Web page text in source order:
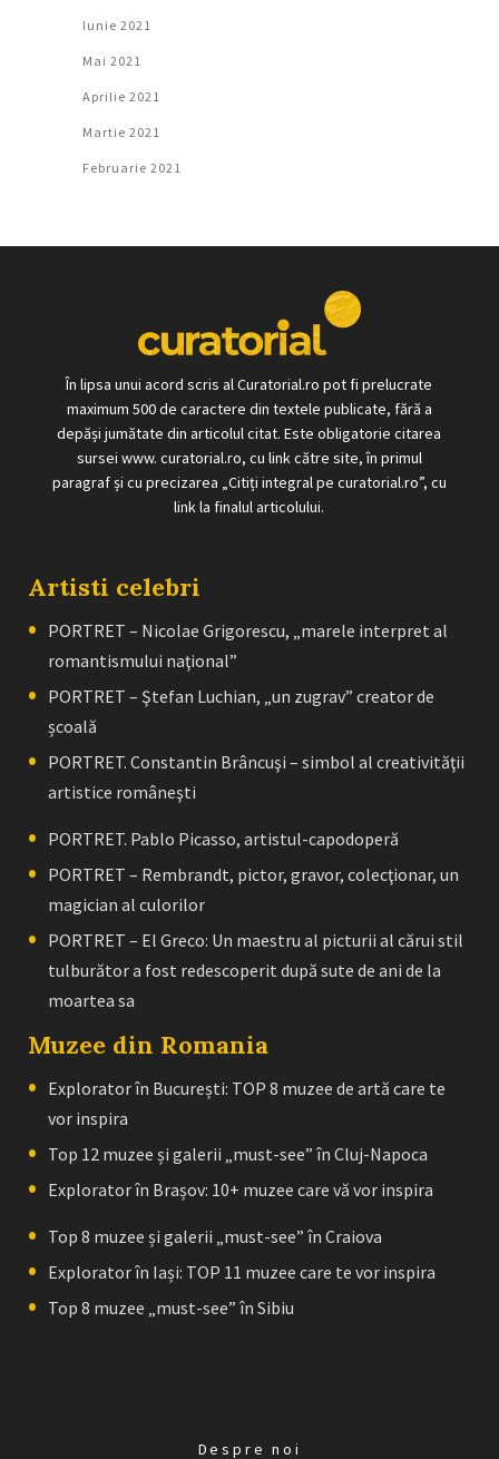
Iunie 2021
Mai 2021
Aprilie 2021
Martie 2021
Februarie 2021
În lipsa unui acord scris al Curatorial.ro pot fi prelucrate
maximum 500 de caractere din textele publicate, fără a
depăși jumătate din articolul citat. Este obligatorie citarea
sursei www. curatorial.ro, cu link către site, în primul
paragraf și cu precizarea „Citiți integral pe curatorial.ro”, cu
link la finalul articolului.
Artisti celebri
PORTRET – Nicolae Grigorescu, „marele interpret al
romantismului naţional”
PORTRET – Ştefan Luchian, „un zugrav” creator de
școală
PORTRET. Constantin Brâncuşi – simbol al creativităţii
artistice româneşti
PORTRET. Pablo Picasso, artistul-capodoperă
PORTRET – Rembrandt, pictor, gravor, colecţionar, un
magician al culorilor
PORTRET – El Greco: Un maestru al picturii al cărui stil
tulburător a fost redescoperit după sute de ani de la
moartea sa
Muzee din Romania
Explorator în București: TOP 8 muzee de artă care te
vor inspira
Top 12 muzee și galerii „must-see” în Cluj-Napoca
Explorator în Brașov: 10+ muzee care vă vor inspira
Top 8 muzee și galerii „must-see” în Craiova
Explorator în Iași: TOP 11 muzee care te vor inspira
Top 8 muzee „must-see” în Sibiu
Despre noi